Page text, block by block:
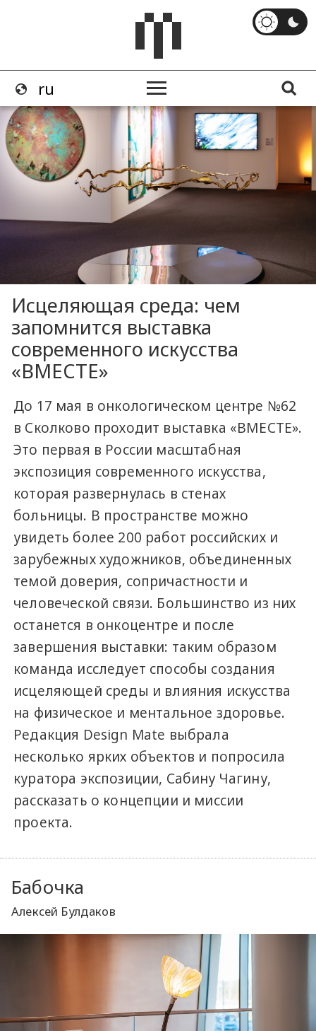
Исцеляющая среда: чем
запомнится выставка
современного искусства
«ВМЕСТЕ»
До 17 мая в онкологическом центре №62
в Сколково проходит выставка «ВМЕСТЕ».
Это первая в России масштабная
экспозиция современного искусства,
которая развернулась в стенах
больницы. В пространстве можно
увидеть более 200 работ российских и
зарубежных художников, объединенных
темой доверия, сопричастности и
человеческой связи. Большинство из них
останется в онкоцентре и после
завершения выставки: таким образом
команда исследует способы создания
исцеляющей среды и влияния искусства
на физическое и ментальное здоровье.
Редакция Design Mate выбрала
несколько ярких объектов и попросила
куратора экспозиции, Сабину Чагину,
рассказать о концепции и миссии
проекта.
Бабочка
Алексей Булдаков